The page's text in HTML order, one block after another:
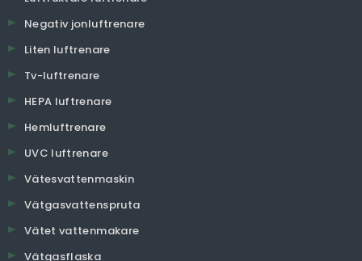
Negativ jonluftrenare
Liten luftrenare
Tv-luftrenare
HEPA luftrenare
Hemluftrenare
UVC luftrenare
Vätesvattenmaskin
Vätgasvattenspruta
Vätet vattenmakare
Vätgasflaska